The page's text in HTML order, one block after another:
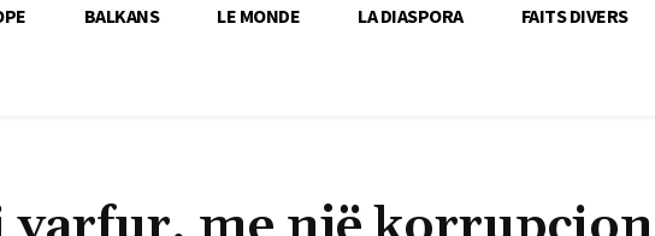
BALKANS LE MONDE LA DIASPORA FAITS DIVERS